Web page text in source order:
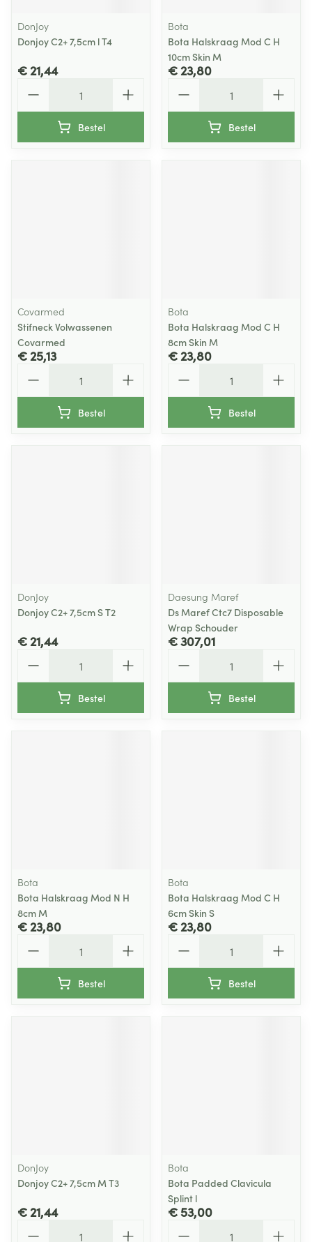
DonJoy
Donjoy C2+ 7,5cm l T4
€ 21,44
Bestel
Bota
Bota Halskraag Mod C H
10cm Skin M
€ 23,80
Bestel
Covarmed
Stifneck Volwassenen
Covarmed
€ 25,13
Bestel
Bota
Bota Halskraag Mod C H
8cm Skin M
€ 23,80
Bestel
DonJoy
Donjoy C2+ 7,5cm S T2
€ 21,44
Bestel
Daesung Maref
Ds Maref Ctc7 Disposable
Wrap Schouder
€ 307,01
Bestel
Bota
Bota Halskraag Mod N H
8cm M
€ 23,80
Bestel
Bota
Bota Halskraag Mod C H
6cm Skin S
€ 23,80
Bestel
DonJoy
Donjoy C2+ 7,5cm M T3
€ 21,44
Bota
Bota Padded Clavicula
Splint l
€ 53,00